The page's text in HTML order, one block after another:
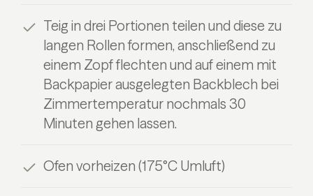
Teig in drei Portionen teilen und diese zu
langen Rollen formen, anschließend zu
einem Zopf flechten und auf einem mit
Backpapier ausgelegten Backblech bei
Zimmertemperatur nochmals 30
Minuten gehen lassen.
Ofen vorheizen (175°C Umluft)